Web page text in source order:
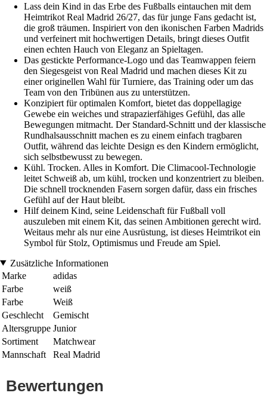
Lass dein Kind in das Erbe des Fußballs eintauchen mit dem
Heimtrikot Real Madrid 26/27, das für junge Fans gedacht ist,
die groß träumen. Inspiriert von den ikonischen Farben Madrids
und verfeinert mit hochwertigen Details, bringt dieses Outfit
einen echten Hauch von Eleganz an Spieltagen.
Das gestickte Performance-Logo und das Teamwappen feiern
den Siegesgeist von Real Madrid und machen dieses Kit zu
einer originellen Wahl für Turniere, das Training oder um das
Team von den Tribünen aus zu unterstützen.
Konzipiert für optimalen Komfort, bietet das doppellagige
Gewebe ein weiches und strapazierfähiges Gefühl, das alle
Bewegungen mitmacht. Der Standard-Schnitt und der klassische
Rundhalsausschnitt machen es zu einem einfach tragbaren
Outfit, während das leichte Design es den Kindern ermöglicht,
sich selbstbewusst zu bewegen.
Kühl. Trocken. Alles in Komfort. Die Climacool-Technologie
leitet Schweiß ab, um kühl, trocken und konzentriert zu bleiben.
Die schnell trocknenden Fasern sorgen dafür, dass ein frisches
Gefühl auf der Haut bleibt.
Hilf deinem Kind, seine Leidenschaft für Fußball voll
auszuleben mit einem Kit, das seinen Ambitionen gerecht wird.
Weitaus mehr als nur eine Ausrüstung, ist dieses Heimtrikot ein
Symbol für Stolz, Optimismus und Freude am Spiel.
Zusätzliche Informationen
Marke
adidas
Farbe
weiß
Farbe
Weiß
Geschlecht
Gemischt
Altersgruppe Junior
Sortiment
Matchwear
Mannschaft
Real Madrid